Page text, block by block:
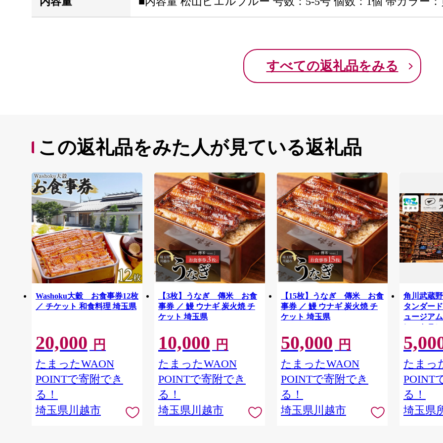
すべての返礼品をみる
この返礼品をみた人が見ている返礼品
Washoku大穀 お食事券12枚
／ チケット 和食料理 埼玉県
20,000 円
たまったWAON
POINTで寄附でき
る！
埼玉県川越市
【3枚】うなぎ 傳米 お食
事券 ／ 鰻 ウナギ 炭火焼 チ
ケット 埼玉県
10,000 円
たまったWAON
POINTで寄附でき
る！
埼玉県川越市
【15枚】うなぎ 傳米 お食
事券 ／ 鰻 ウナギ 炭火焼 チ
ケット 埼玉県
50,000 円
たまったWAON
POINTで寄附でき
る！
埼玉県川越市
角川武蔵
タンダー
ュージア
レストラ
物館 アー
学 角川
品 本棚
隈研吾 チ
市
たまっ
POINT
る！
埼玉県